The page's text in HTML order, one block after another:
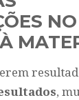
NO
,